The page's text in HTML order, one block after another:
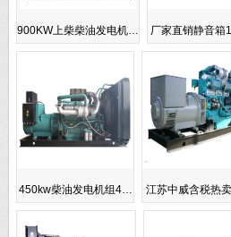
900KW上柴柴油发电机… 厂家直销静音
450kw柴油发电机组4… 江苏中威含税热